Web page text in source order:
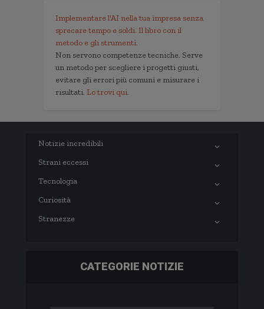
Implementare l'AI nella tua impresa senza
sprecare tempo e soldi. Il libro con il
metodo e gli strumenti.
Non servono competenze tecniche. Serve
un metodo per scegliere i progetti giusti,
evitare gli errori più comuni e misurare i
risultati. Lo trovi qui.
Notizie incredibili
Strani eccessi
Tecnologia
Curiosità
Stranezze
CATEGORIE NOTIZIE